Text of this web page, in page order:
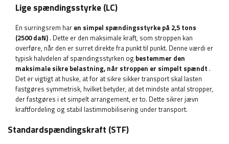
Lige spændingsstyrke (LC)
En surringsrem har en simpel spændingsstyrke på 2,5 tons
(2500 daN) . Dette er den maksimale kraft, som stroppen kan
overføre, når den er surret direkte fra punkt til punkt. Denne værdi er
typisk halvdelen af spændingsstyrken og bestemmer den
maksimale sikre belastning, når stroppen er simpelt spændt .
Det er vigtigt at huske, at for at sikre sikker transport skal lasten
fastgøres symmetrisk, hvilket betyder, at det mindste antal stropper,
der fastgøres i et simpelt arrangement, er to. Dette sikrer jævn
kraftfordeling og stabil lastimmobilisering under transport.
Standardspændingskraft (STF)